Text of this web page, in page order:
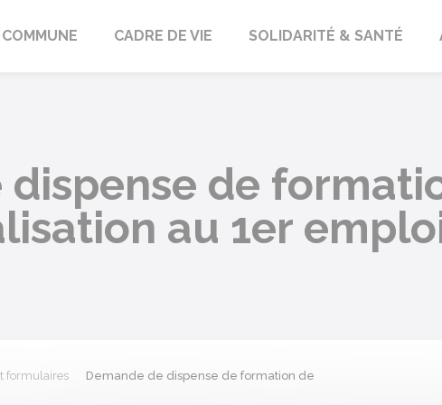
Forbach CADRE DE VIE SOLIDARITÉ & SANTÉ
dispense de
au 1er
formulaires
Demande de dispense de formation de